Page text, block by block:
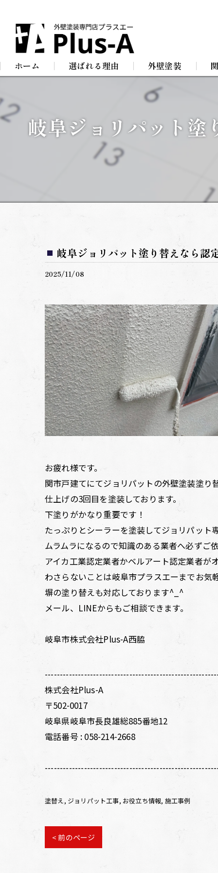
ホーム 選ばれる理由 外壁塗装
屋根塗装
店舗塗装
岐阜ジョリパット塗
岐阜ジョリパット塗り替えなら認
2025/11/08
お疲れ様です。
関市戸建てにてジョリパットの外壁塗装塗り
仕上げの3回目を塗装しております。
下塗りがかなり重要です！
たっぷりとシーラーを塗装してジョリパット
ムラムラになるので知識のある業者へ必ずご
アイカ工業認定業者かベルアート認定業者が
わさらないことは岐阜市プラスエーまでお気
塀の塗り替えも対応しております^_^
メール、LINEからもご相談できます。
岐阜市株式会社Plus-A西脇
株式会社Plus-A
〒502-0017
岐阜県岐阜市長良雄総885番地12
電話番号 : 058-214-2668
塗替え ジョリパット工事 お役立ち情報 施工事例
< 前のページ